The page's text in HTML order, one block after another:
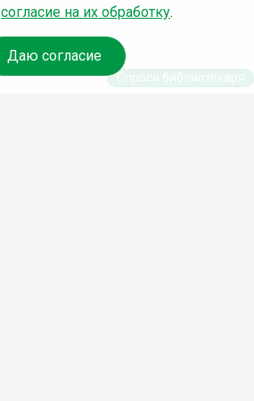
согласие на их обработку.
Даю согласие
Спроси библиотекаря